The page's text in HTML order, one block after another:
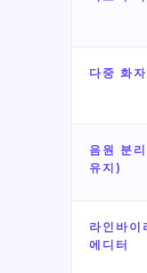
다중 화
음원 분
유지)
라인바이
에디터